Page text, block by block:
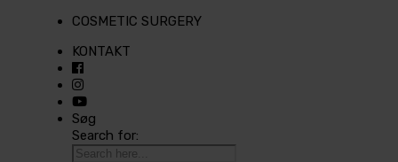
COSMETIC SURGERY
KONTAKT
Søg
Search for: